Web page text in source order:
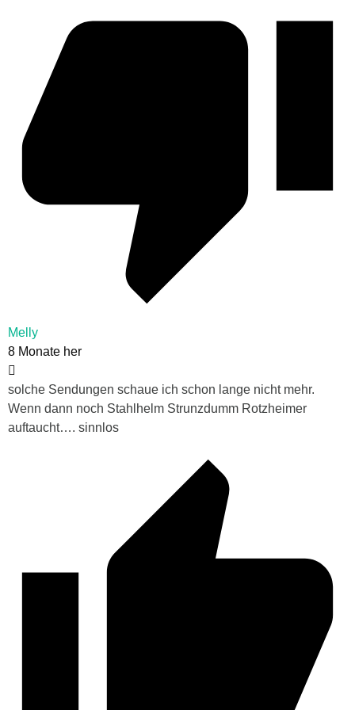
Melly
8 Monate her
solche Sendungen schaue ich schon lange nicht mehr.
Wenn dann noch Stahlhelm Strunzdumm Rotzheimer
auftaucht…. sinnlos